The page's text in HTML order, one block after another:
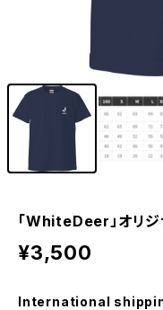
「WhiteDeer」オリ
¥3,500
International